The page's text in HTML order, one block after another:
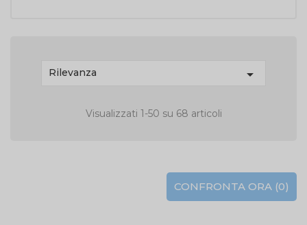
Rilevanza 
Visualizzati 1-50 su 68 articoli
CONFRONTA ORA (0)‎